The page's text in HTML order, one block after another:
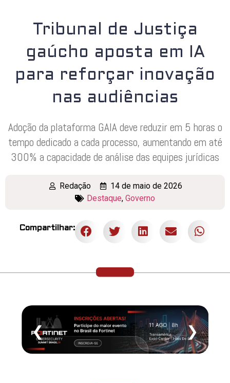
Tribunal de Justiça
gaúcho aposta em IA
para reforçar inovação
nas audiências
Adoção da plataforma GAIA deve reduzir em 5 horas o
tempo dedicado a cada processo, aumentando em até
300% a capacidade de análise das equipes jurídicas
Redação
14 de maio de 2026
Destaque, Governo
Compartilhar:
❮ ❯